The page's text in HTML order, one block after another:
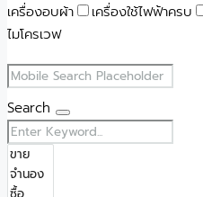
เครื่องอบผ้า
เครื่องใช้ไฟฟ้าครบ
ไมโครเวฟ
Search